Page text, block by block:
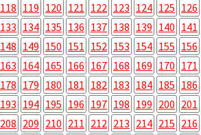
118 119 120 121 122 123 124 125 126
133 134 135 136 137 138 139 140 141
148 149 150 151 152 153 154 155 156
163 164 165 166 167 168 169 170 171
178 179 180 181 182 183 184 185 186
193 194 195 196 197 198 199 200 201
208 209 210 211 212 213 214 215 216